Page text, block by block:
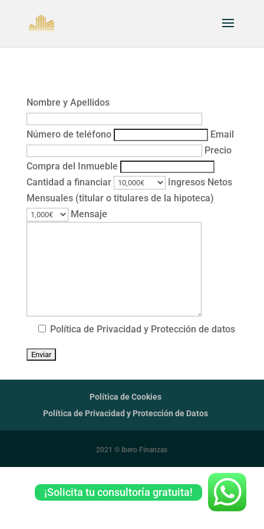
Nombre y Apellidos
Número de teléfono
Email
Precio
Compra del Inmueble
Cantidad a financiar
Ingresos Netos
Mensuales (titular o titulares de la hipoteca)
Mensaje
Política de Privacidad y Protección de datos
Política de Cookies
Política de Privacidad y Protección de Datos
2021 © Ibero Finanzas
¡Solicita tu consultoría gratuita!